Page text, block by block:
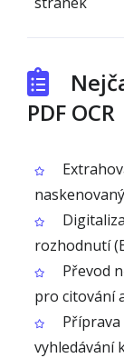
PDF OCR
rozhodnutí
Převod
pro citování
Příprava
vyhledávání